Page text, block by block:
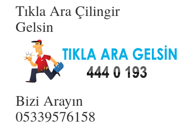
Tıkla Ara Çilingir
Gelsin
Bizi Arayın
05339576158